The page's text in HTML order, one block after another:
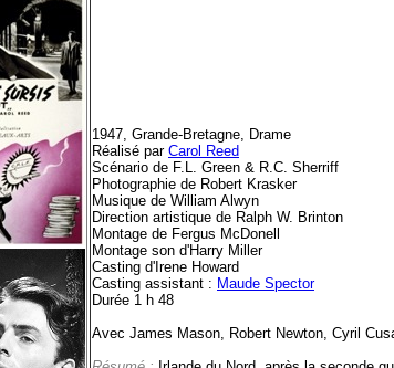
1947, Grande-Bretagne, Drame
Réalisé par Carol Reed
Scénario de F.L. Green & R.C. Sherriff
Photographie de Robert Krasker
Musique de William Alwyn
Direction artistique de Ralph W. Brinton
Montage de Fergus McDonell
Montage son d'Harry Miller
Casting d'Irene Howard
Casting assistant : Maude Spector
Durée 1 h 48
Avec James Mason, Robert Newton, Cyril